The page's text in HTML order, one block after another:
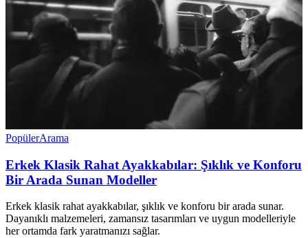
PopülerArama
Erkek Klasik Rahat Ayakkabılar: Şıklık ve Konforu
Bir Arada Sunan Modeller
Erkek klasik rahat ayakkabılar, şıklık ve konforu bir arada sunar.
Dayanıklı malzemeleri, zamansız tasarımları ve uygun modelleriyle
her ortamda fark yaratmanızı sağlar.